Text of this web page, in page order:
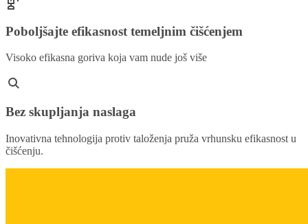
Poboljšajte efikasnost temeljnim čišćenjem
Visoko efikasna goriva koja vam nude još više
Bez skupljanja naslaga
Inovativna tehnologija protiv taloženja pruža vrhunsku efikasnost u
čišćenju.